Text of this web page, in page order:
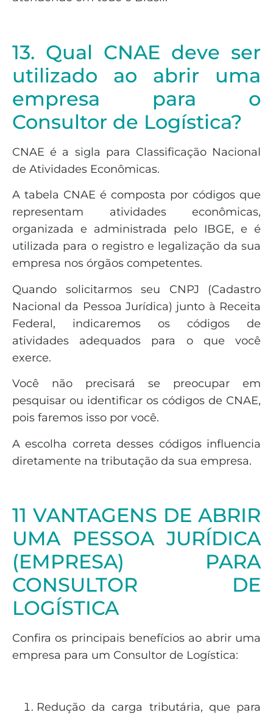
13. Qual CNAE deve ser
utilizado ao abrir uma
empresa para o
Consultor de Logística?
CNAE é a sigla para Classificação Nacional
de Atividades Econômicas.
A tabela CNAE é composta por códigos que
representam atividades econômicas,
organizada e administrada pelo IBGE, e é
utilizada para o registro e legalização da sua
empresa nos órgãos competentes.
Quando solicitarmos seu CNPJ (Cadastro
Nacional da Pessoa Jurídica) junto à Receita
Federal, indicaremos os códigos de
atividades adequados para o que você
exerce.
Você não precisará se preocupar em
pesquisar ou identificar os códigos de CNAE,
pois faremos isso por você.
A escolha correta desses códigos influencia
diretamente na tributação da sua empresa.
11 VANTAGENS DE ABRIR
UMA PESSOA JURÍDICA
(EMPRESA) PARA
CONSULTOR DE
LOGÍSTICA
Confira os principais benefícios ao abrir uma
empresa para um Consultor de Logística:
Redução da carga tributária, que para